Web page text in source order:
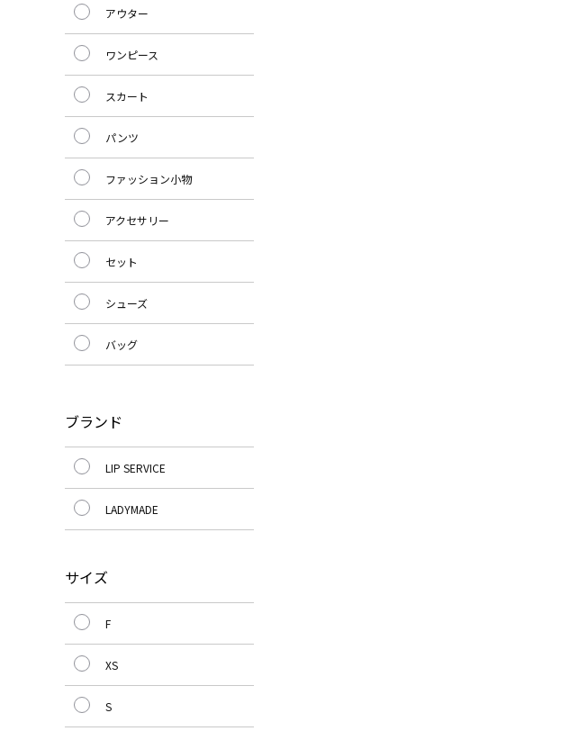
アウター
ワンピース
スカート
パンツ
ファッション小物
アクセサリー
セット
シューズ
バッグ
ブランド
LIP SERVICE
LADYMADE
サイズ
F
XS
S